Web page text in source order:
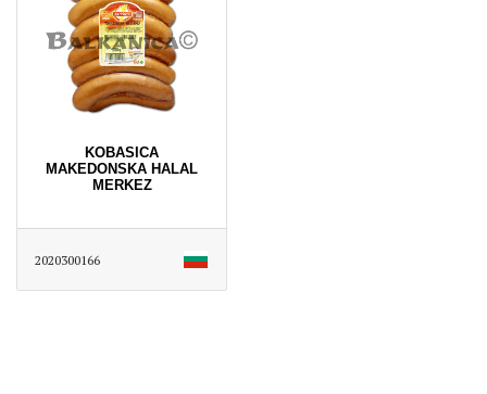
KOBASICA
MAKEDONSKA HALAL
MERKEZ
2020300166